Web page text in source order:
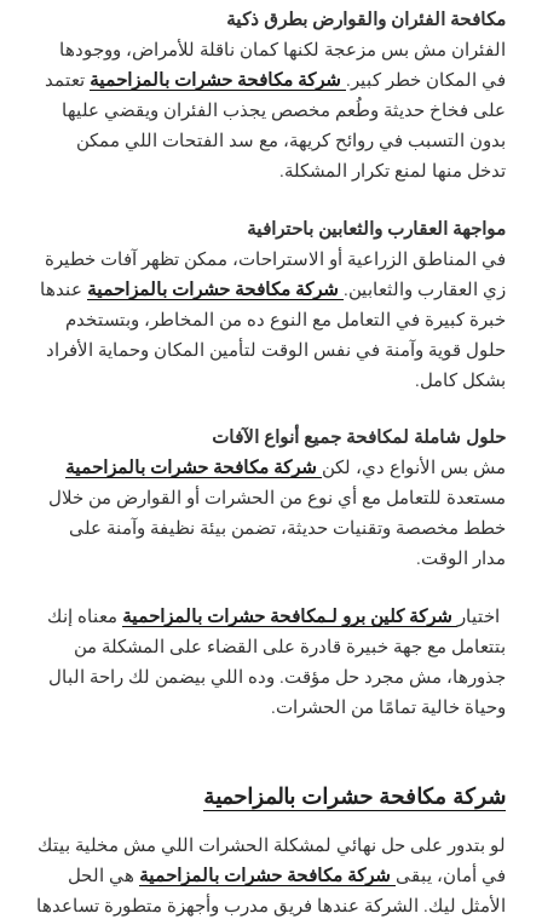
مكافحة الفئران والقوارض بطرق ذكية
الفئران مش بس مزعجة لكنها كمان ناقلة للأمراض، ووجودها
في المكان خطر كبير. شركة مكافحة حشرات بالمزاحمية تعتمد
على فخاخ حديثة وطُعم مخصص يجذب الفئران ويقضي عليها
بدون التسبب في روائح كريهة، مع سد الفتحات اللي ممكن
تدخل منها لمنع تكرار المشكلة.
مواجهة العقارب والثعابين باحترافية
في المناطق الزراعية أو الاستراحات، ممكن تظهر آفات خطيرة
زي العقارب والثعابين. شركة مكافحة حشرات بالمزاحمية عندها
خبرة كبيرة في التعامل مع النوع ده من المخاطر، وبتستخدم
حلول قوية وآمنة في نفس الوقت لتأمين المكان وحماية الأفراد
بشكل كامل.
حلول شاملة لمكافحة جميع أنواع الآفات
مش بس الأنواع دي، لكن شركة مكافحة حشرات بالمزاحمية
مستعدة للتعامل مع أي نوع من الحشرات أو القوارض من خلال
خطط مخصصة وتقنيات حديثة، تضمن بيئة نظيفة وآمنة على
مدار الوقت.
اختيار شركة كلين برو لـمكافحة حشرات بالمزاحمية معناه إنك
بتتعامل مع جهة خبيرة قادرة على القضاء على المشكلة من
جذورها، مش مجرد حل مؤقت. وده اللي بيضمن لك راحة البال
وحياة خالية تمامًا من الحشرات.
شركة مكافحة حشرات بالمزاحمية
لو بتدور على حل نهائي لمشكلة الحشرات اللي مش مخلية بيتك
في أمان، يبقى شركة مكافحة حشرات بالمزاحمية هي الحل
الأمثل ليك. الشركة عندها فريق مدرب وأجهزة متطورة تساعدها